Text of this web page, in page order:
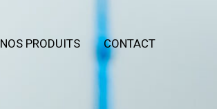
NOS PRODUITS CONTACT